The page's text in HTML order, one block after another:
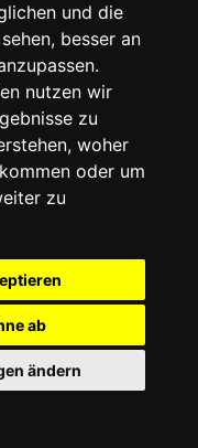
und die
besser an
nutzen wir
zu
woher
oder um
zu
ab
ändern
Zeiten geöffnet
Uhr
Uhr